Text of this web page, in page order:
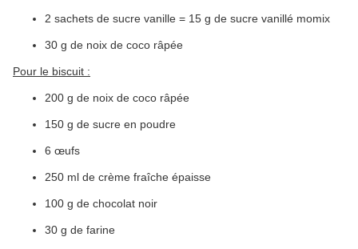
2 sachets de sucre vanille = 15 g de sucre vanillé momix
30 g de noix de coco râpée
Pour le biscuit :
200 g de noix de coco râpée
150 g de sucre en poudre
6 œufs
250 ml de crème fraîche épaisse
100 g de chocolat noir
30 g de farine